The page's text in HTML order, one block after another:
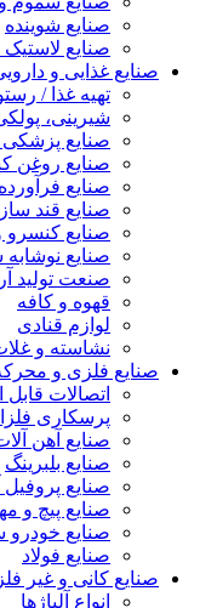
صنایع شوینده
صنایع
صنایع غذایی و
تهیه غذا /
شیرینی،
صنایع پزشکی
صنایع روغن
صنایع
صنایع قند
صنایع
صنایع
صنعت تولید
قهوه و کافه
لوازم قنادی
نشاسته و
صنایع فلزی و
اتصالات
پرسکاری
صنایع آهن
صنایع بلبرینگ
صنایع پروفیل
صنایع پیچ و
صنایع خودرو
صنایع فولاد
صنایع کانی و غیر
انواع آلياژها